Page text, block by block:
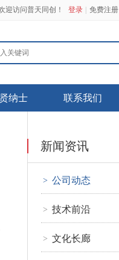
迎访问普天同创！ 登录 免费注册
纳士 联系我们
新闻资讯
> 公司动态
> 技术前沿
> 文化长廊